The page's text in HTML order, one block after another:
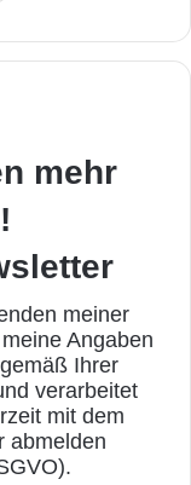
mehr
meiner
Angaben
Ihrer
verarbeitet
mit dem
abmelden